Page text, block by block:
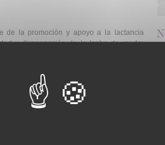
de la promoción y apoyo a la lactancia
y dispensación de la leche de madre
desde el año 2010, en este tiempo
donada por 250 mujeres. Gracias a la
consolidar en este periodo y mejorar,
Unidad de Neonatología de este centro
de leche materna para neonatos,
y cuyas madres, por diversos